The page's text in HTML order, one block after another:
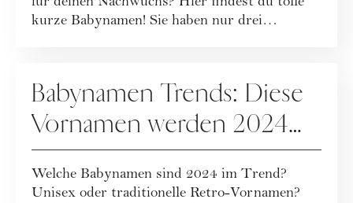
für deinen Nachwuchs? Hier findest du tolle
kurze Babynamen! Sie haben nur drei
Babynamen Trends: Diese
Vornamen werden 2024
beliebt sein
Welche Babynamen sind 2024 im Trend?
Unisex oder traditionelle Retro-Vornamen?